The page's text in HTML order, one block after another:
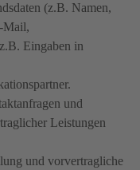
(z.B. Namen,
Mail,
Eingaben in
und
Leistungen
und vorvertragliche